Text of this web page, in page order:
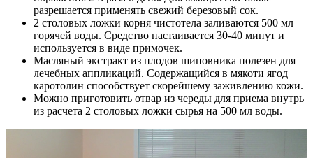
разрешается применять свежий березовый сок.
2 столовых ложки корня чистотела заливаются 500 мл
горячей воды. Средство настаивается 30-40 минут и
используется в виде примочек.
Масляный экстракт из плодов шиповника полезен для
лечебных аппликаций. Содержащийся в мякоти ягод
каротолин способствует скорейшему заживлению кожи.
Можно приготовить отвар из череды для приема внутрь
из расчета 2 столовых ложки сырья на 500 мл воды.